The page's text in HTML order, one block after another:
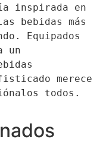
inspirada en
bebidas más
Equipados
un
merece
todos.